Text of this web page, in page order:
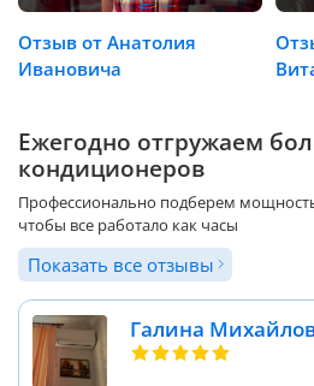
Отзыв от Анатолия
Ивановича
Ежегодно отгружаем
кондиционеров
Профессионально подберем
чтобы все работало как часы
Галина
Показать все отзывы